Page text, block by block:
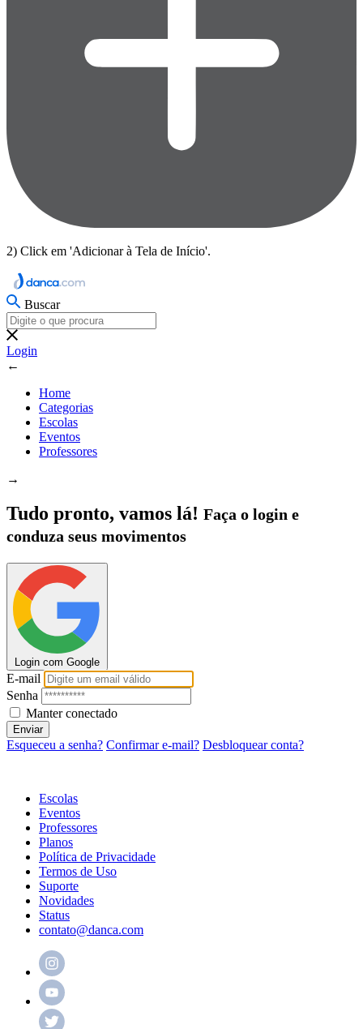
2) Click em 'Adicionar à Tela de Início'.
Buscar
Login
←
Home
Categorias
Escolas
Eventos
Professores
→
Tudo pronto, vamos lá! Faça o login e
conduza seus movimentos
Login com Google
E-mail
Senha
Manter conectado
Enviar
Esqueceu a senha? Confirmar e-mail? Desbloquear conta?
Escolas
Eventos
Professores
Planos
Política de Privacidade
Termos de Uso
Suporte
Novidades
Status
contato@danca.com